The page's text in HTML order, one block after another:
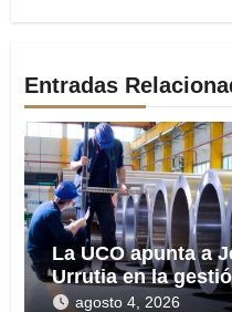
Entradas
La UCO apunta a
Urrutia en la
Tubos Reunidos
agosto 4, 2026